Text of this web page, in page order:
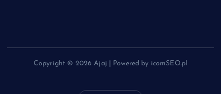
Copyright © 2026 Ajaj | Powered by icomSEO.pl